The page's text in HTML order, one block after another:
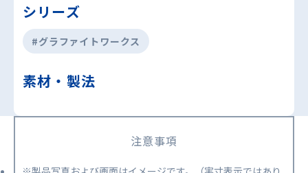
シリーズ
#グラファイトワークス
素材・製法
注意事項